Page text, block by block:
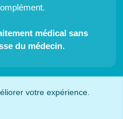
votre expérience.
médical sans
du médecin.
le site